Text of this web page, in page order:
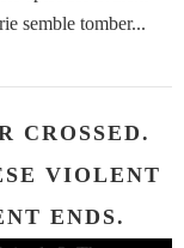
semble tomber...
CROSSED.
VIOLENT
ENDS.